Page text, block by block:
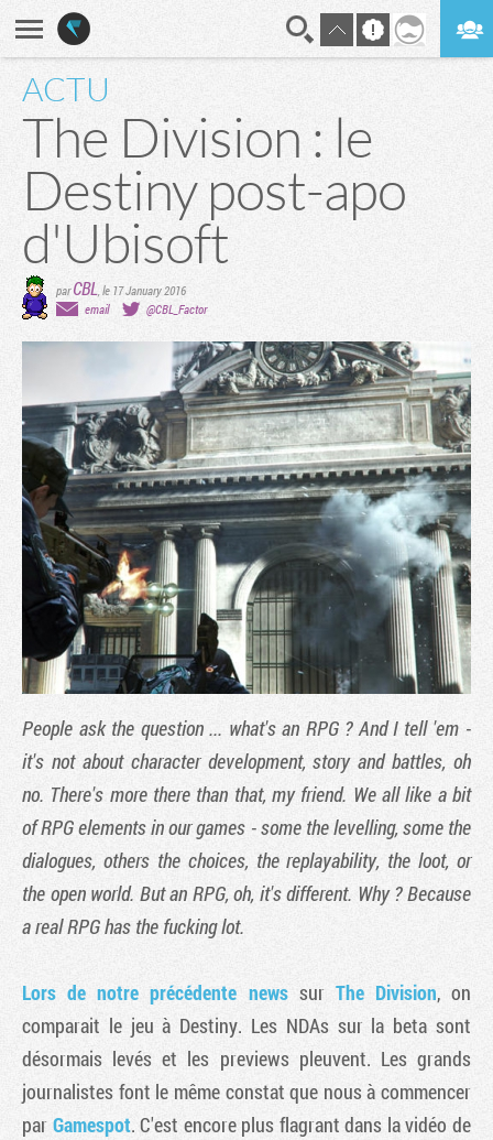
ACTU
The Division : le
Destiny post-apo
d'Ubisoft
parCBL le 17 January 2016
email
@CBL_Factor
People ask the question ... what's an RPG ? And I tell 'em -
it's not about character development, story and battles, oh
no. There's more there than that, my friend. We all like a bit
of RPG elements in our games - some the levelling, some the
dialogues, others the choices, the replayability, the loot, or
the open world. But an RPG, oh, it's different. Why ? Because
a real RPG has the fucking lot.
Lors de notre précédente newssur The Division, on
comparait le jeu à Destiny. Les NDAs sur la beta sont
désormais levés et les previews pleuvent. Les grands
journalistes font le même constat que nous à commencer
par Gamespot. C'est encore plus flagrant dans la vidéo de
Tribune